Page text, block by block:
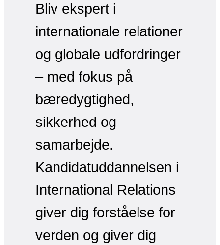
Bliv ekspert i
internationale relationer
og globale udfordringer
– med fokus på
bæredygtighed,
sikkerhed og
samarbejde.
Kandidatuddannelsen i
International Relations
giver dig forståelse for
verden og giver dig